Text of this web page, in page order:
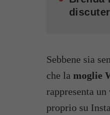
Sebbene sia
che la moglie
rappresenta
proprio su